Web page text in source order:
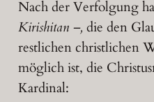
Nach der Verfolgung
Kirishitan –, die den
restlichen christlichen
möglich ist, die
Kardinal: